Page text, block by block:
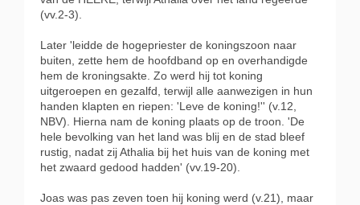
(vv.2-3).
Later 'leidde de hogepriester de koningszoon naar
buiten, zette hem de hoofdband op en overhandigde
hem de kroningsakte. Zo werd hij tot koning
uitgeroepen en gezalfd, terwijl alle aanwezigen in hun
handen klapten en riepen: 'Leve de koning!'' (v.12,
NBV). Hierna nam de koning plaats op de troon. 'De
hele bevolking van het land was blij en de stad bleef
rustig, nadat zij Athalia bij het huis van de koning met
het zwaard gedood hadden' (vv.19-20).
Joas was pas zeven toen hij koning werd (v.21), maar